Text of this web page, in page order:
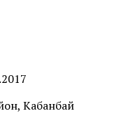
Кабанбай